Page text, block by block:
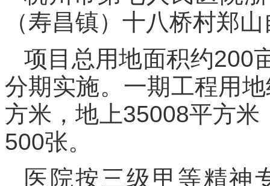
（寿昌镇）十八桥村郑
项目总用地面积约200
分期实施。一期工程用
方米，地上35008平方
500张。
医院按三级甲等精神